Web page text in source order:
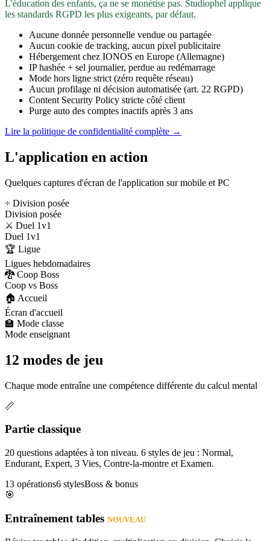
L'éducation des enfants, ça ne se monétise pas. Studiophel applique
les standards RGPD les plus exigeants, par défaut.
Aucune donnée personnelle vendue ou partagée
Aucun cookie de tracking, aucun pixel publicitaire
Hébergement chez IONOS en Europe (Allemagne)
IP hashée + sel journalier, perdue au redémarrage
Mode hors ligne strict (zéro requête réseau)
Aucun profilage ni décision automatisée (art. 22 RGPD)
Content Security Policy stricte côté client
Purge auto des comptes inactifs après 3 ans
Lire la politique de confidentialité complète →
L'application en action
Quelques captures d'écran de l'application sur mobile et PC
÷ Division posée
Division posée
⚔️ Duel 1v1
Duel 1v1
🏆 Ligue
Ligues hebdomadaires
🐉 Coop Boss
Coop vs Boss
🏠 Accueil
Écran d'accueil
🏫 Mode classe
Mode enseignant
12 modes de jeu
Chaque mode entraîne une compétence différente du calcul mental
📏
Partie classique
20 questions adaptées à ton niveau. 6 styles de jeu : Normal,
Endurant, Expert, 3 Vies, Contre-la-montre et Examen.
13 opérations6 stylesBoss & bonus
🎯
Entraînement tables NOUVEAU